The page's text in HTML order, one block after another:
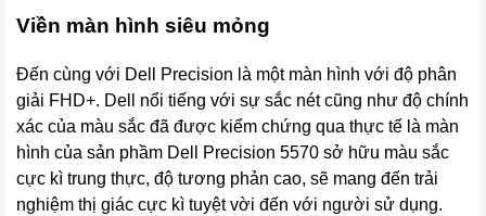
Viền màn hình siêu mỏng
Đến cùng với Dell Precision là một màn hình với độ phân
giải FHD+. Dell nổi tiếng với sự sắc nét cũng như độ chính
xác của màu sắc đã được kiểm chứng qua thực tế là màn
hình của sản phầm Dell Precision 5570 sở hữu màu sắc
cực kì trung thực, độ tương phản cao, sẽ mang đến trải
nghiệm thị giác cực kì tuyệt vời đến với người sử dụng.